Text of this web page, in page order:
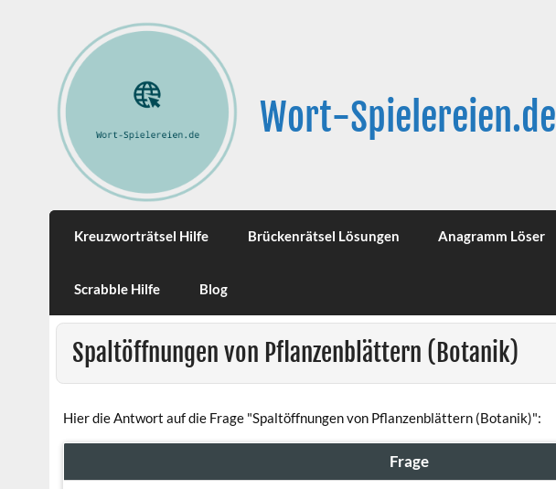
Wort-Spielereien.de
Kreuzworträtsel Hilfe Brückenrätsel Lösungen Anagramm Löser
Scrabble Hilfe Blog
Spaltöffnungen von Pflanzenblättern (Botanik)
Hier die Antwort auf die Frage "Spaltöffnungen von Pflanzenblättern (Botanik)":
Frage